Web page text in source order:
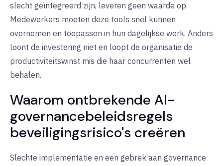
slecht geïntegreerd zijn, leveren geen waarde op.
Medewerkers moeten deze tools snel kunnen
overnemen en toepassen in hun dagelijkse werk. Anders
loont de investering niet en loopt de organisatie de
productiviteitswinst mis die haar concurrenten wel
behalen.
Waarom ontbrekende AI-
governancebeleidsregels
beveiligingsrisico's creëren
Slechte implementatie en een gebrek aan governance